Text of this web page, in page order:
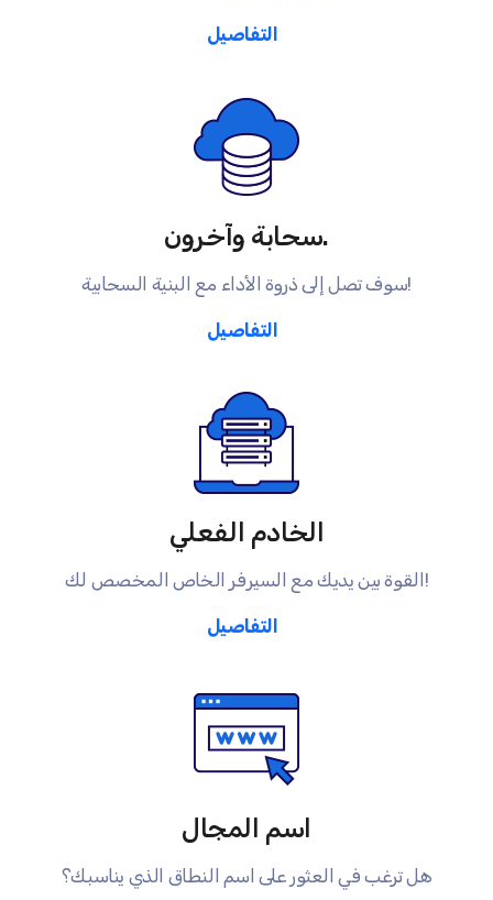
التفاصيل
سحابة وآخرون.
سوف تصل إلى ذروة الأداء مع البنية السحابية!
التفاصيل
الخادم الفعلي
القوة بين يديك مع السيرفر الخاص المخصص لك!
التفاصيل
اسم المجال
هل ترغب في العثور على اسم النطاق الذي يناسبك؟